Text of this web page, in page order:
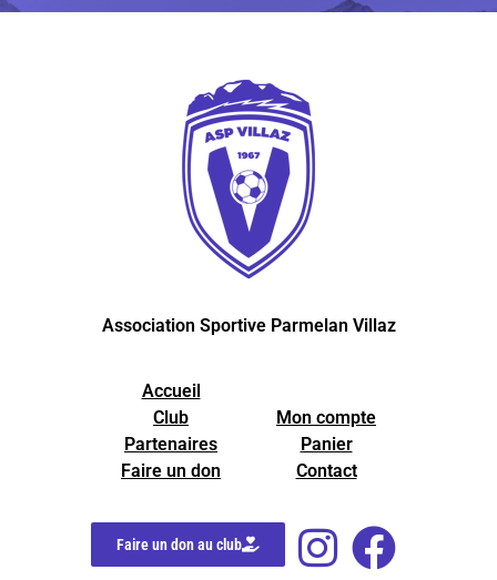
Association Sportive Parmelan Villaz
Accueil
Club
Partenaires
Faire un don
Mon compte
Panier
Contact
Faire un don au club